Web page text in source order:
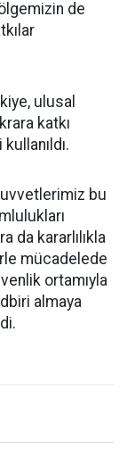
de
ulusal
katkı
bu
da kararlılıkla
mücadelede
ortamıyla
almaya